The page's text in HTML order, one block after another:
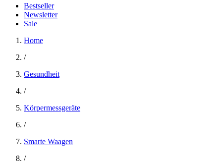
Bestseller
Newsletter
Sale
Home
/
Gesundheit
/
Körpermessgeräte
/
Smarte Waagen
/